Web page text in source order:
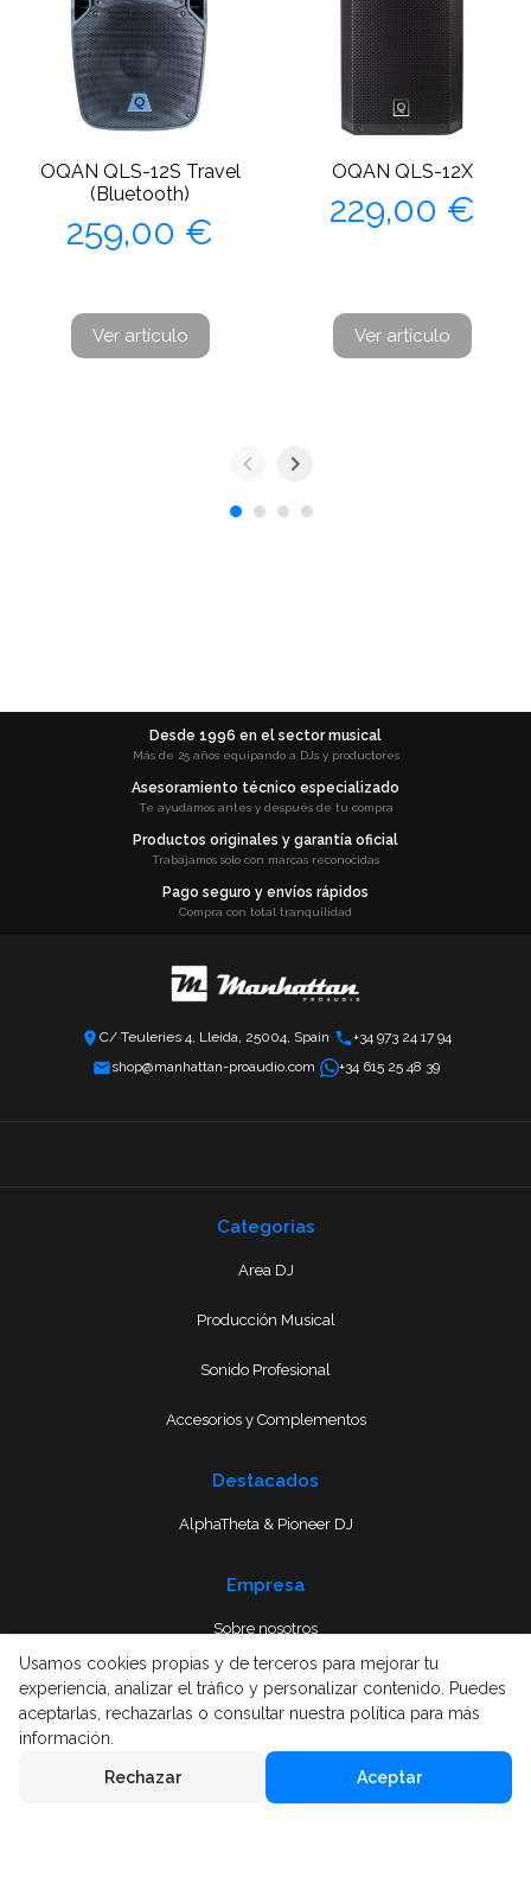
OQAN QLS-12S Travel
(Bluetooth)
Precio
259,00 €
Ver artículo
OQAN QLS-12X
Precio
229,00 €
Ver artículo
Desde 1996 en el sector musical
Más de 25 años equipando a DJs y productores
Asesoramiento técnico especializado
Te ayudamos antes y después de tu compra
Productos originales y garantía oficial
Trabajamos solo con marcas reconocidas
Pago seguro y envíos rápidos
Compra con total tranquilidad
C/ Teuleries 4, Lleida, 25004, Spain
+34 973 24 17 94
shop@manhattan-proaudio.com
+34 615 25 48 39
Categorias
Area DJ
Producción Musical
Sonido Profesional
Accesorios y Complementos
Destacados
AlphaTheta & Pioneer DJ
Empresa
Sobre nosotros
Usamos cookies propias y de terceros para mejorar tu
experiencia, analizar el tráfico y personalizar contenido. Puedes
aceptarlas, rechazarlas o consultar nuestra política para más
información.
Rechazar Aceptar